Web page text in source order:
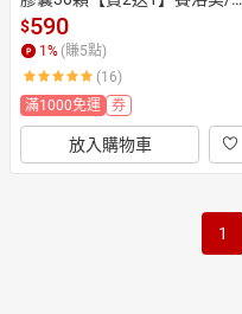
他命C/莓果多酚/神經醯胺
$590
1 % (賺5點)
(16)
滿1000免運
券
放入購物車
1